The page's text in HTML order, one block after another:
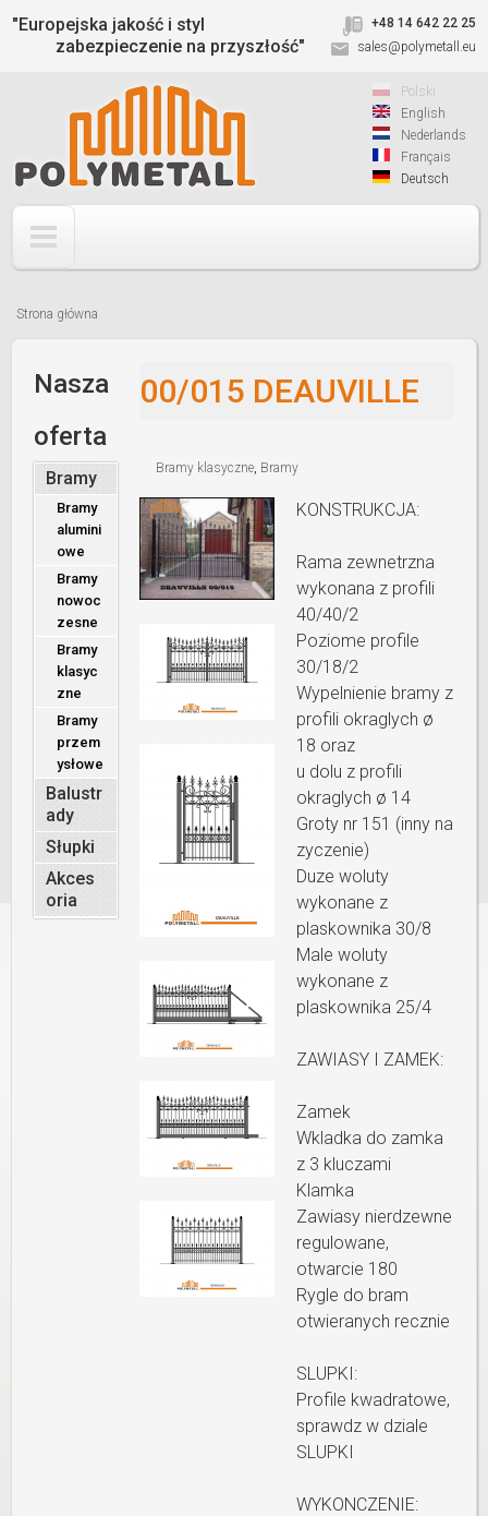
Jump to navigation
"Europejska jakość i styl
zabezpieczenie na przyszłość"
+48 14 642 22 25
sales@polymetall.eu
Polski
English
Nederlands
Français
Deutsch
tutaj
Strona główna
00/015 DEAUVILLE
Bramy klasyczne, Bramy
KONSTRUKCJA:
Rama zewnetrzna
wykonana z profili
40/40/2
Poziome profile
30/18/2
Wypelnienie bramy z
profili okraglych ø
18 oraz
u dolu z profili
okraglych ø 14
Groty nr 151 (inny na
zyczenie)
Duze woluty
wykonane z
plaskownika 30/8
Male woluty
wykonane z
plaskownika 25/4
ZAWIASY I ZAMEK:
Zamek
Wkladka do zamka
z 3 kluczami
Klamka
Zawiasy nierdzewne
regulowane,
otwarcie 180
Rygle do bram
otwieranych recznie
SLUPKI:
Profile kwadratowe,
sprawdz w dziale
SLUPKI
WYKONCZENIE:
Nasza
oferta
Bramy
Bramy
alumini
owe
Bramy
nowoc
zesne
Bramy
klasyc
zne
Bramy
przem
ysłowe
Balustr
ady
Słupki
Akces
oria